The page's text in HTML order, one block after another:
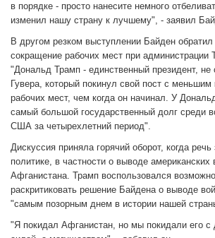
в порядке - просто нанесите немного
изменил нашу страну к лучшему", - заявил
В другом резком выступлении Байден
сокращение рабочих мест при администрации
"Дональд Трамп - единственный президент, не
Гувера, который покинул свой пост с меньшим
рабочих мест, чем когда он начинал. У
самый большой государственный долг среди
США за четырехлетний период".
Дискуссия приняла горячий оборот, когда
политике, в частности о выводе американских
Афганистана. Трамп воспользовался
раскритиковать решение Байдена о выводе
"самым позорным днем в истории нашей
"Я покидал Афганистан, но мы покидали его с